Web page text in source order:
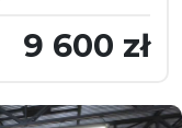
9 600 zł